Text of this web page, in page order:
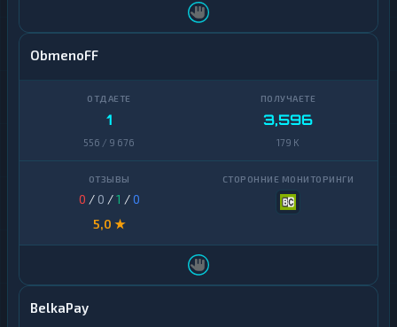
ObmenoFF
1
556 / 9 676
3,596
179 K
0 / 0 /1 /0
5,0 ★
BelkaPay